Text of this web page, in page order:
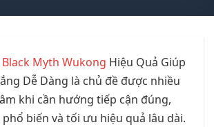
Myth Wukong Hiệu Quả Giúp
Dễ Dàng là chủ đề được nhiều
khi cần hướng tiếp cận đúng,
biến và tối ưu hiệu quả lâu dài.